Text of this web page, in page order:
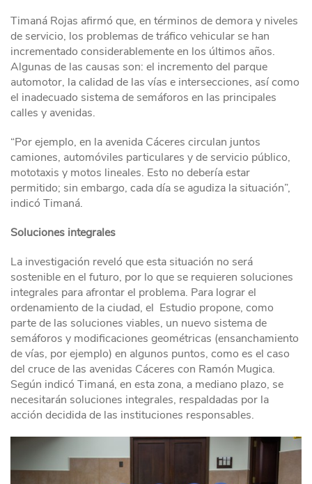
Timaná Rojas afirmó que, en términos de demora y niveles
de servicio, los problemas de tráfico vehicular se han
incrementado considerablemente en los últimos años.
Algunas de las causas son: el incremento del parque
automotor, la calidad de las vías e intersecciones, así como
el inadecuado sistema de semáforos en las principales
calles y avenidas.
“Por ejemplo, en la avenida Cáceres circulan juntos
camiones, automóviles particulares y de servicio público,
mototaxis y motos lineales. Esto no debería estar
permitido; sin embargo, cada día se agudiza la situación”,
indicó Timaná.
Soluciones integrales
La investigación reveló que esta situación no será
sostenible en el futuro, por lo que se requieren soluciones
integrales para afrontar el problema. Para lograr el
ordenamiento de la ciudad, el Estudio propone, como
parte de las soluciones viables, un nuevo sistema de
semáforos y modificaciones geométricas (ensanchamiento
de vías, por ejemplo) en algunos puntos, como es el caso
del cruce de las avenidas Cáceres con Ramón Mugica.
Según indicó Timaná, en esta zona, a mediano plazo, se
necesitarán soluciones integrales, respaldadas por la
acción decidida de las instituciones responsables.